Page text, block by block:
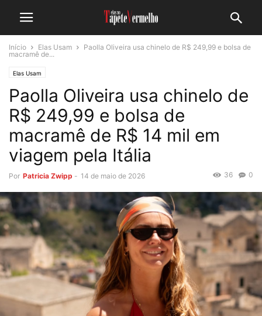
Início Elas Usam
Paolla Oliveira usa chinelo de R$ 249,99 e bolsa de
macramê de...
Elas Usam
Paolla Oliveira usa chinelo de
R$ 249,99 e bolsa de
macramê de R$ 14 mil em
viagem pela Itália
Por Patricia Zwipp - 14 de maio de 2026 0
36